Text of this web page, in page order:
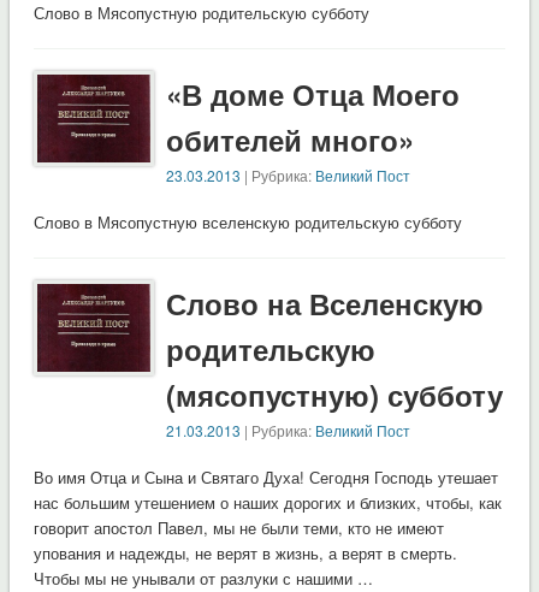
Слово в Мясопустную родительскую субботу
«В доме Отца Моего
обителей много»
23.03.2013 | Рубрика: Великий Пост
Слово в Мясопустную вселенскую родительскую субботу
Слово на Вселенскую
родительскую
(мясопустную) субботу
21.03.2013 | Рубрика: Великий Пост
Во имя Отца и Сына и Святаго Духа! Сегодня Господь утешает
нас большим утешением о наших дорогих и близких, чтобы, как
говорит апостол Павел, мы не были теми, кто не имеют
упования и надежды, не верят в жизнь, а верят в смерть.
Чтобы мы не унывали от разлуки с нашими …